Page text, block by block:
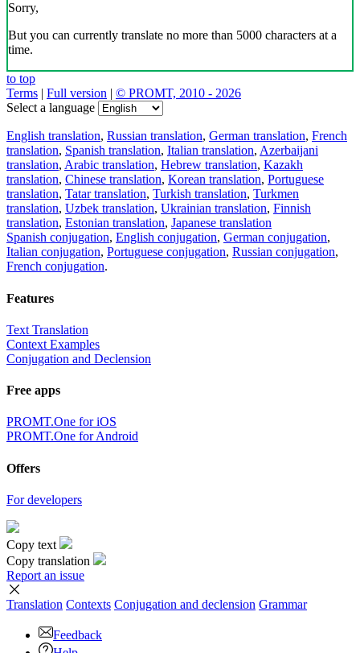
Sorry,
But you can currently translate no more than 5000 characters at a
time.
to top
Terms | Full version | © PROMT, 2010 - 2026
Select a language
English translation, Russian translation, German translation, French
translation, Spanish translation, Italian translation, Azerbaijani
translation, Arabic translation, Hebrew translation, Kazakh
translation, Chinese translation, Korean translation, Portuguese
translation, Tatar translation, Turkish translation, Turkmen
translation, Uzbek translation, Ukrainian translation, Finnish
translation, Estonian translation, Japanese translation
Spanish conjugation, English conjugation, German conjugation,
Italian conjugation, Portuguese conjugation, Russian conjugation,
French conjugation.
Features
Text Translation
Context Examples
Conjugation and Declension
Free apps
PROMT.One for iOS
PROMT.One for Android
Offers
For developers
Copy text
Copy translation
Report an issue
Translation Contexts Conjugation and declension Grammar
Feedback